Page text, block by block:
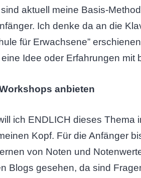
aktuell meine Basis-
Ich denke da an die
für Erwachsene”
Idee oder Erfahrungen mit
anbieten
ich ENDLICH dieses Thema
Kopf. Für die Anfänger
von Noten und
Blogs gesehen, da sind